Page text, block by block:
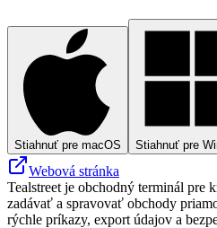
Stiahnuť pre macOS Stiahnuť pre
Webová stránka
Tealstreet je obchodný terminál pre
zadávať a spravovať obchody
rýchle príkazy, export údajov a